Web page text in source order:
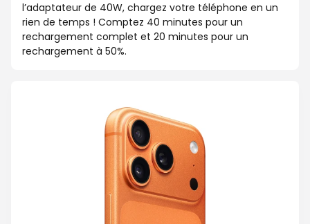
l’adaptateur de 40W, chargez votre téléphone en un
rien de temps ! Comptez 40 minutes pour un
rechargement complet et 20 minutes pour un
rechargement à 50%.